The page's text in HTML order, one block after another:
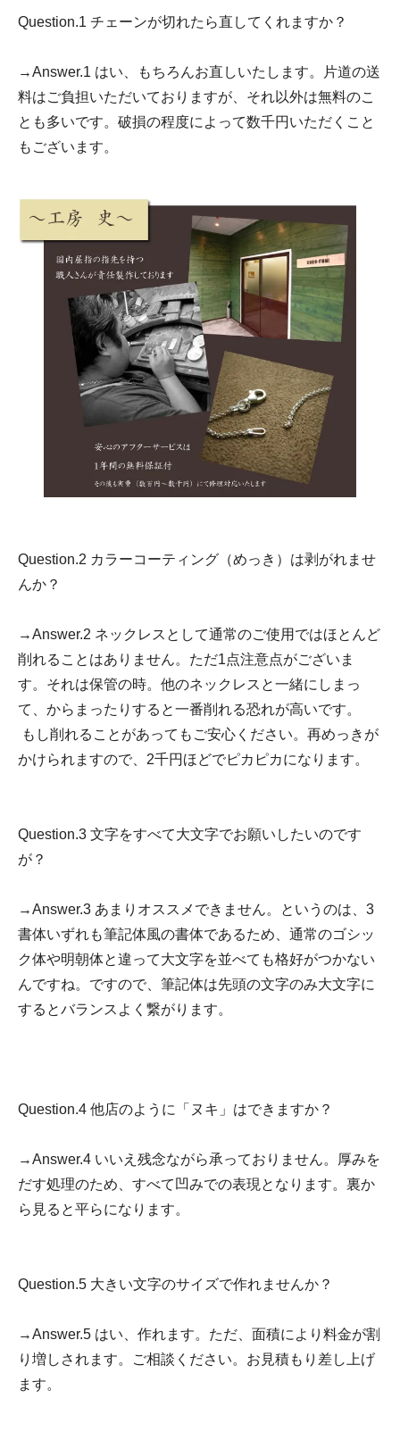
Question.1 チェーンが切れたら直してくれますか？
→Answer.1 はい、もちろんお直しいたします。片道の送
料はご負担いただいておりますが、それ以外は無料のこ
とも多いです。破損の程度によって数千円いただくこと
もございます。
Question.2 カラーコーティング（めっき）は剥がれませ
んか？
→Answer.2 ネックレスとして通常のご使用ではほとんど
削れることはありません。ただ1点注意点がございま
す。それは保管の時。他のネックレスと一緒にしまっ
て、からまったりすると一番削れる恐れが高いです。
もし削れることがあってもご安心ください。再めっきが
かけられますので、2千円ほどでピカピカになります。
Question.3 文字をすべて大文字でお願いしたいのです
が？
→Answer.3 あまりオススメできません。というのは、3
書体いずれも筆記体風の書体であるため、通常のゴシッ
ク体や明朝体と違って大文字を並べても格好がつかない
んですね。ですので、筆記体は先頭の文字のみ大文字に
するとバランスよく繋がります。
Question.4 他店のように「ヌキ」はできますか？
→Answer.4 いいえ残念ながら承っておりません。厚みを
だす処理のため、すべて凹みでの表現となります。裏か
ら見ると平らになります。
Question.5 大きい文字のサイズで作れませんか？
→Answer.5 はい、作れます。ただ、面積により料金が割
り増しされます。ご相談ください。お見積もり差し上げ
ます。